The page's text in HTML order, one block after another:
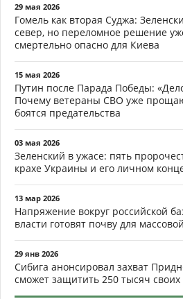
29 мая 2026
Гомель как вторая Суджа:
север, но переломное решение
смертельно опасно для Киева
15 мая 2026
Путин после Парада Победы:
Почему ветераны СВО уже
боятся предательства
03 мая 2026
Зеленский в ужасе: пять
крахе Украины и его личном
13 мар 2026
Напряжение вокруг российской
власти готовят почву для
29 янв 2026
Сибига анонсировал захват
сможет защитить 250 тысяч своих